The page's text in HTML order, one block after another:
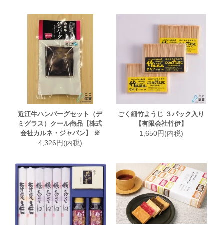
近江牛ハンバーグセット（デ
ミグラス）クール商品【株式
会社カルネ・ジャパン】 ※
4,326円(内税)
ごく細竹ようじ ３パック入り
【有限会社竹伊】
1,650円(内税)